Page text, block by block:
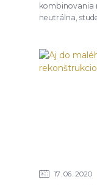
kombinovania
neutrálna,
17 06 2020